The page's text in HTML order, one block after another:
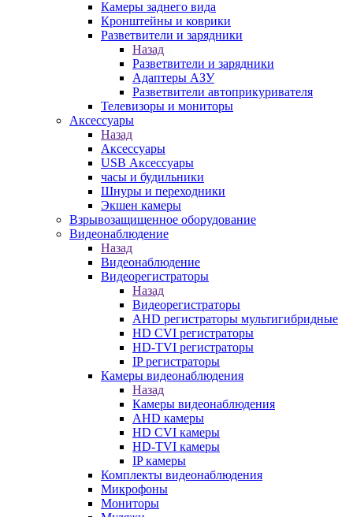
Камеры заднего вида
Кронштейны и коврики
Разветвители и зарядники
Назад
Разветвители и зарядники
Адаптеры АЗУ
Разветвители автоприкуривателя
Телевизоры и мониторы
Аксессуары
Назад
Аксессуары
USB Аксессуары
часы и будильники
Шнуры и переходники
Экшен камеры
Взрывозащищенное оборудование
Видеонаблюдение
Назад
Видеонаблюдение
Видеорегистраторы
Назад
Видеорегистраторы
AHD регистраторы мультигибридные
HD CVI регистраторы
HD-TVI регистраторы
IP регистраторы
Камеры видеонаблюдения
Назад
Камеры видеонаблюдения
AHD камеры
HD CVI камеры
HD-TVI камеры
IP камеры
Комплекты видеонаблюдения
Микрофоны
Мониторы